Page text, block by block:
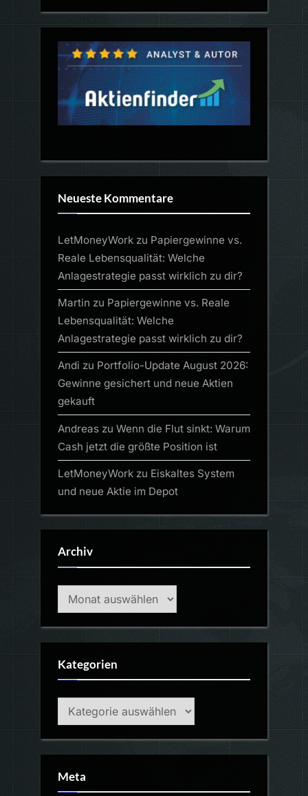
Neueste Kommentare
LetMoneyWork zu Papiergewinne vs.
Reale Lebensqualität: Welche
Anlagestrategie passt wirklich zu dir?
Martin zu Papiergewinne vs. Reale
Lebensqualität: Welche
Anlagestrategie passt wirklich zu dir?
Andi zu Portfolio-Update August 2026:
Gewinne gesichert und neue Aktien
gekauft
Andreas zu Wenn die Flut sinkt: Warum
Cash jetzt die größte Position ist
LetMoneyWork zu Eiskaltes System
und neue Aktie im Depot
Archiv
Archiv
Kategorien
Kategorien
Meta